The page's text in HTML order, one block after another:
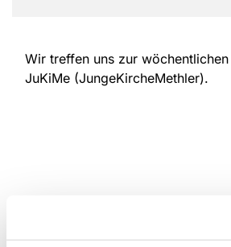
Wir treffen uns zur
JuKiMe (JungeKircheMethler).